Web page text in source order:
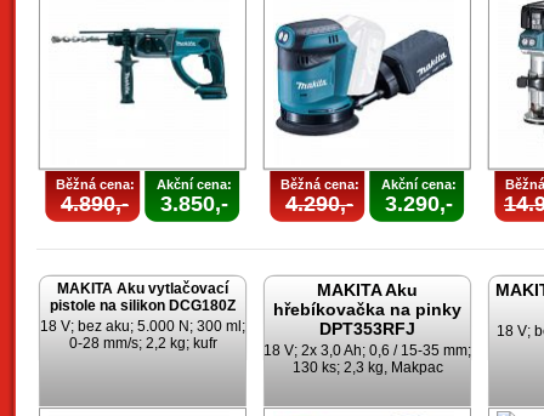
Běžná cena:
4.890,-
Akční cena:
3.850,-
Běžná cena:
4.290,-
Akční cena:
3.290,-
MAKITA Aku vytlačovací
pistole na silikon DCG180Z
18 V; bez aku; 5.000 N; 300 ml;
0-28 mm/s; 2,2 kg; kufr
MAKITA Aku
hřebíkovačka na pinky
DPT353RFJ
18 V; 2x 3,0 Ah; 0,6 / 15-35 mm;
130 ks; 2,3 kg, Makpac
18 V;